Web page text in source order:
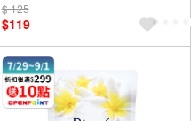
$ 125
$119